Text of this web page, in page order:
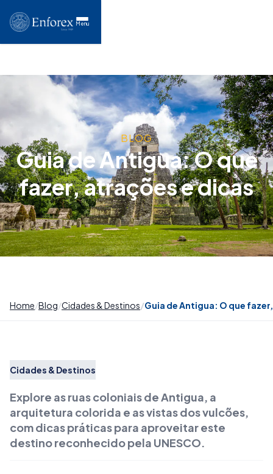
Menu
BLOG
Guia de Antigua: O que
fazer, atrações e dicas
Home Blog Cidades & Destinos Guia de Antigua: O que
Cidades & Destinos
Explore as ruas coloniais de Antigua, a
arquitetura colorida e as vistas dos vulcões,
com dicas práticas para aproveitar este
destino reconhecido pela UNESCO.